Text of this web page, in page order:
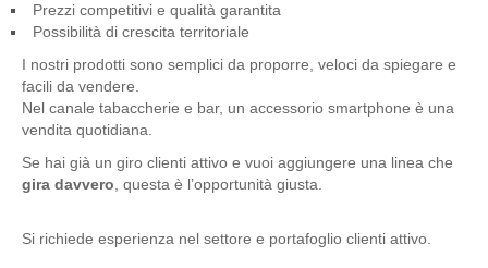
Prezzi competitivi e qualità garantita
Possibilità di crescita territoriale
I nostri prodotti sono semplici da proporre, veloci da spiegare e
facili da vendere.
Nel canale tabaccherie e bar, un accessorio smartphone è una
vendita quotidiana.
Se hai già un giro clienti attivo e vuoi aggiungere una linea che
gira davvero, questa è l’opportunità giusta.
Si richiede esperienza nel settore e portafoglio clienti attivo.